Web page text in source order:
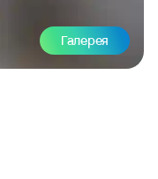
Галерея